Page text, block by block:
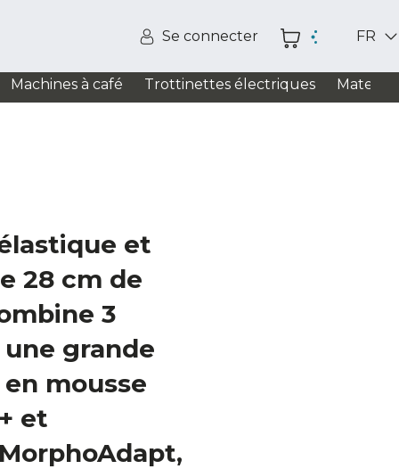
Se connecter FR
Machines à café Trottinettes électriques Matelas
et
28 cm de
3
grande
mousse
et